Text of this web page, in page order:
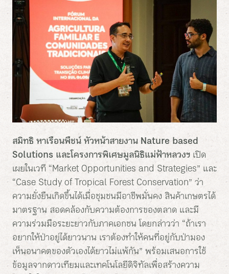
สมิทธิ หาเรือนพืชน์ หัวหน้าสายงานNature based
Solutions และโครงการพิเศษมูลนิธิแม่ฟ้าหลวงฯเปิด
เผยในเวที “Market Opportunities and Strategies” และ
“Case Study of Tropical Forest Conservation” ว่า
ความยั่งยืนเกิดขึ้นได้เมื่อชุมชนมีอาชีพมั่นคง สินค้าเกษตรได้
มาตรฐาน สอดคล้องกับความต้องการของตลาด และมี
ความร่วมมือระยะยาวกับภาคเอกชน โดยกล่าวว่า “ถ้าเรา
อยากให้ป่าอยู่ได้ยาวนาน เราต้องทำให้คนที่อยู่กับป่ามอง
เห็นอนาคตของตัวเองได้ยาวไม่แพ้กัน” พร้อมเสนอการใช้
ข้อมูลจากดาวเทียมและเทคโนโลยีดิจิทัลเพื่อสร้างความ